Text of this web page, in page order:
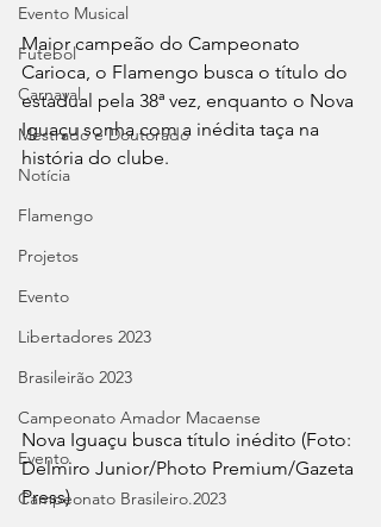
Evento Musical
Futebol
Carnaval
Mestrado e Doutorado
Notícia
Flamengo
Projetos
Evento
Libertadores 2023
Brasileirão 2023
Campeonato Amador Macaense
Evento
Campeonato Brasileiro.2023
Maior campeão do Campeonato
Carioca, o Flamengo busca o título do
estadual pela 38ª vez, enquanto o Nova
Iguaçu sonha com a inédita taça na
história do clube.
Nova Iguaçu busca título inédito (Foto:
Delmiro Junior/Photo Premium/Gazeta
Press)